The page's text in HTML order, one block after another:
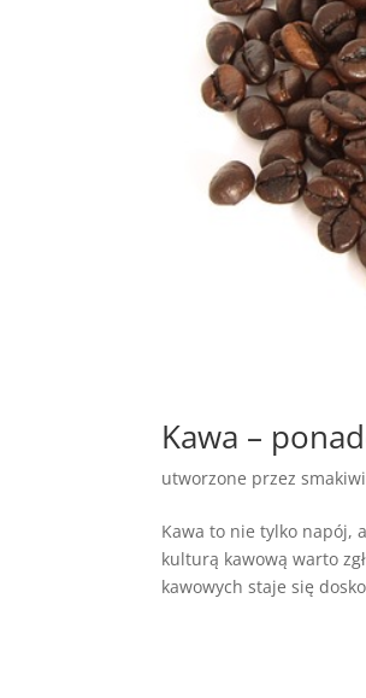
Kawa –
utworzone przez
Kawa to nie tylko napój,
kulturą kawową warto
kawowych staje się